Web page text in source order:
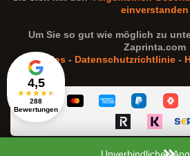
4,5
★★★★★
288
Bewertungen
einverstanden
Um Sie so gut wie möglich zu
Zaprinta.com
Cookies - Datenschutzrichtlinie -